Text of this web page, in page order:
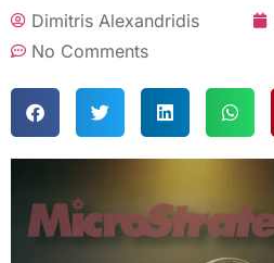
Dimitris Alexandridis
No Comments